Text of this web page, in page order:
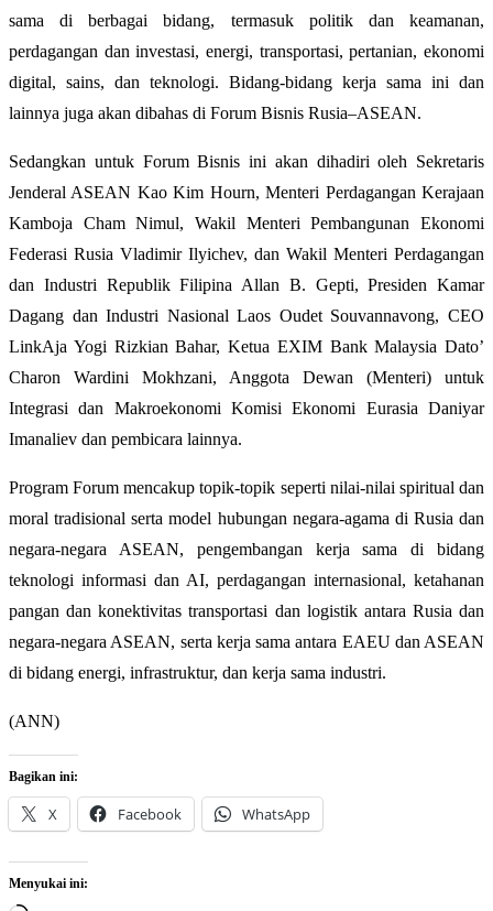
sama di berbagai bidang, termasuk politik dan keamanan,
perdagangan dan investasi, energi, transportasi, pertanian, ekonomi
digital, sains, dan teknologi. Bidang-bidang kerja sama ini dan
lainnya juga akan dibahas di Forum Bisnis Rusia–ASEAN.
Sedangkan untuk Forum Bisnis ini akan dihadiri oleh Sekretaris
Jenderal ASEAN Kao Kim Hourn, Menteri Perdagangan Kerajaan
Kamboja Cham Nimul, Wakil Menteri Pembangunan Ekonomi
Federasi Rusia Vladimir Ilyichev, dan Wakil Menteri Perdagangan
dan Industri Republik Filipina Allan B. Gepti, Presiden Kamar
Dagang dan Industri Nasional Laos Oudet Souvannavong, CEO
LinkAja Yogi Rizkian Bahar, Ketua EXIM Bank Malaysia Dato’
Charon Wardini Mokhzani, Anggota Dewan (Menteri) untuk
Integrasi dan Makroekonomi Komisi Ekonomi Eurasia Daniyar
Imanaliev dan pembicara lainnya.
Program Forum mencakup topik-topik seperti nilai-nilai spiritual dan
moral tradisional serta model hubungan negara-agama di Rusia dan
negara-negara ASEAN, pengembangan kerja sama di bidang
teknologi informasi dan AI, perdagangan internasional, ketahanan
pangan dan konektivitas transportasi dan logistik antara Rusia dan
negara-negara ASEAN, serta kerja sama antara EAEU dan ASEAN
di bidang energi, infrastruktur, dan kerja sama industri.
(ANN)
Bagikan ini:
X Facebook WhatsApp
Menyukai ini: